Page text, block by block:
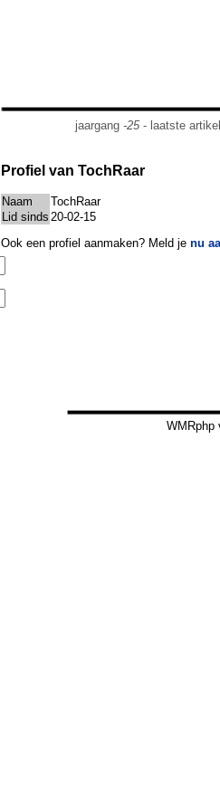
jaargang -25- laatste artikel
Profiel van TochRaar
Naam
TochRaar
Lid sinds 20-02-15
Ook een profiel aanmaken? Meld je nu
WMRphp